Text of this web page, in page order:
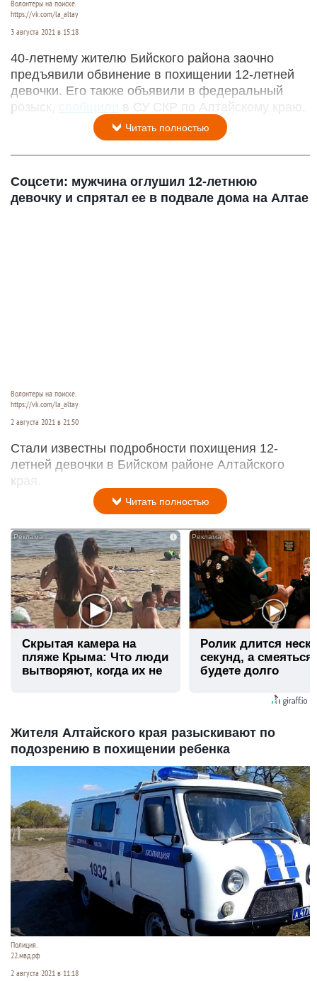
Волонтеры на поиске.
https://vk.com/la_altay
3 августа 2021 в 15:18
40-летнему жителю Бийского района заочно
предъявили обвинение в похищении 12-летней
девочки. Его также объявили в федеральный
розыск,
сообщили в СУ СКР по Алтайскому краю.
Читать полностью
Соцсети: мужчина оглушил 12-летнюю
девочку и спрятал ее в подвале дома на Алтае
Волонтеры на поиске.
https://vk.com/la_altay
2 августа 2021 в 21:50
Стали известны подробности похищения 12-
летней девочки в Бийском районе Алтайского
края.
Читать полностью
i
Скрытая камера на
пляже Крыма: Что люди
вытворяют, когда их не
Ролик длится
секунд, а
будете долго
Жителя Алтайского края разыскивают по
подозрению в похищении ребенка
Полиция.
22.мвд.рф
2 августа 2021 в 11:18